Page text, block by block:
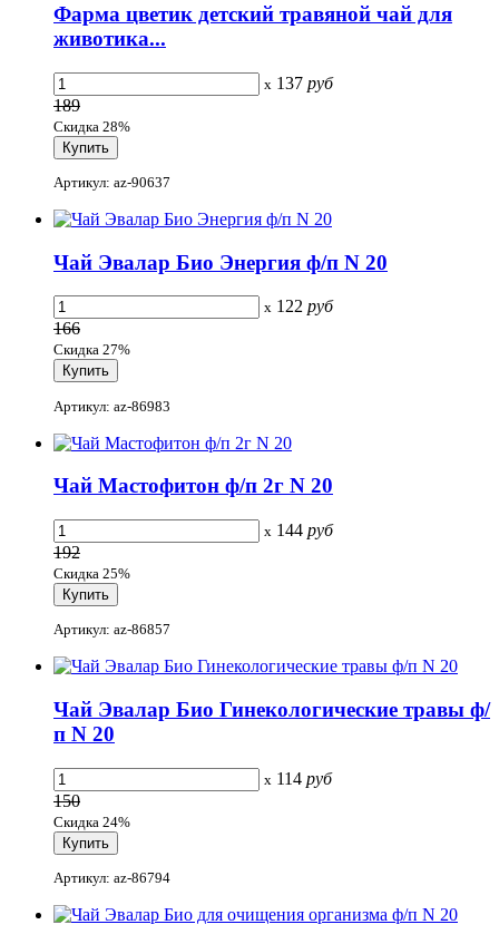
Фарма цветик детский травяной чай для
животика...
x 137 руб
189
Скидка 28%
Артикул: az-90637
Чай Эвалар Био Энергия ф/п N 20
x 122 руб
166
Скидка 27%
Артикул: az-86983
Чай Мастофитон ф/п 2г N 20
x 144 руб
192
Скидка 25%
Артикул: az-86857
Чай Эвалар Био Гинекологические травы ф/
п N 20
x 114 руб
150
Скидка 24%
Артикул: az-86794